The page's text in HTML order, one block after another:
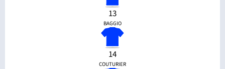
13
BAGGIO
14
COUTURIER